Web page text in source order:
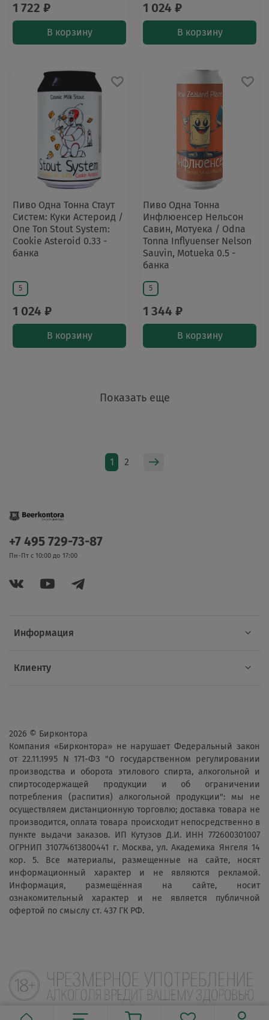
1 722 ₽
В корзину
1 024 ₽
В корзину
Пиво Одна Тонна Стаут
Систем: Куки Астероид /
One Ton Stout System:
Cookie Asteroid 0.33 -
банка
5
1 024 ₽
В корзину
Пиво Одна Тонна
Инфлюенсер Нельсон
Савин, Мотуека / Odna
Tonna Inflyuenser Nelson
Sauvin, Motueka 0.5 -
банка
5
1 344 ₽
В корзину
Показать еще
1 2
Информация
Клиенту
+7 495 729-73-87
Пн-Пт с 10:00 до 17:00
2026 © Бирконтора
Компания «Бирконтора» не нарушает Федеральный закон
от 22.11.1995 N 171-ФЗ "О государственном регулировании
производства и оборота этилового спирта, алкогольной и
спиртосодержащей продукции и об ограничении
потребления (распития) алкогольной продукции": мы не
осуществляем дистанционную торговлю; доставка товара не
производится, оплата товара происходит непосредственно в
пункте выдачи заказов. ИП Кутузов Д.И. ИНН 772600301007
ОГРНИП 310774613800441 г. Москва, ул. Академика Янгеля 14
кор. 5. Все материалы, размещенные на сайте, носят
информационный характер и не являются рекламой.
Информация, размещённая на сайте, носит
ознакомительный характер и не является публичной
офертой по смыслу ст. 437 ГК РФ.